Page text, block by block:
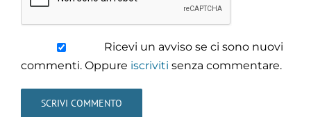
Ricevi un avviso se ci sono nuovi
commenti. Oppure iscriviti senza commentare.